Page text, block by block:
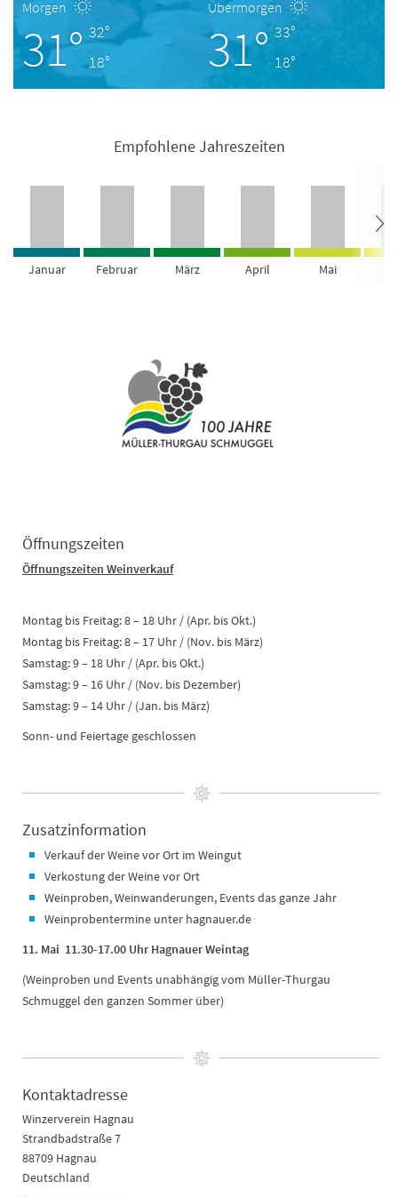
Morgen
31° 32°
18°
Übermorgen
31° 33°
18°
Empfohlene Jahreszeiten
Januar Februar März April Mai
Öffnungszeiten
Öffnungszeiten Weinverkauf
Montag bis Freitag: 8 – 18 Uhr / (Apr. bis Okt.)
Montag bis Freitag: 8 – 17 Uhr / (Nov. bis März)
Samstag: 9 – 18 Uhr / (Apr. bis Okt.)
Samstag: 9 – 16 Uhr / (Nov. bis Dezember)
Samstag: 9 – 14 Uhr / (Jan. bis März)
Sonn- und Feiertage geschlossen
Zusatzinformation
Verkauf der Weine vor Ort im Weingut
Verkostung der Weine vor Ort
Weinproben, Weinwanderungen, Events das ganze Jahr
Weinprobentermine unter hagnauer.de
11. Mai 11.30-17.00 Uhr Hagnauer Weintag
(Weinproben und Events unabhängig vom Müller-Thurgau
Schmuggel den ganzen Sommer über)
Kontaktadresse
Winzerverein Hagnau
Strandbadstraße 7
88709 Hagnau
Deutschland